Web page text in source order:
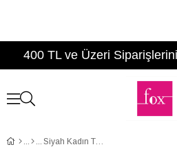
400 TL ve Üzeri
Siyah Kadın Topuklu Ayakkabı D922223602